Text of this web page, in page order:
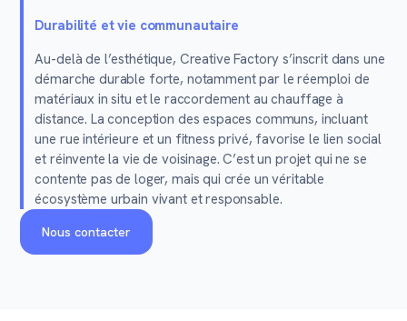
Durabilité et vie communautaire
Au-delà de l’esthétique, Creative Factory s’inscrit dans une
démarche durable forte, notamment par le réemploi de
matériaux in situ et le raccordement au chauffage à
distance. La conception des espaces communs, incluant
une rue intérieure et un fitness privé, favorise le lien social
et réinvente la vie de voisinage. C’est un projet qui ne se
contente pas de loger, mais qui crée un véritable
écosystème urbain vivant et responsable.
Nous contacter